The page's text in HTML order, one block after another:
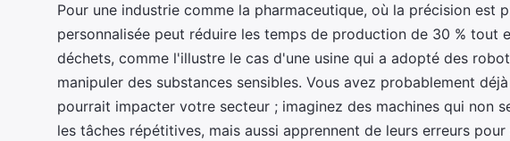
Pour une industrie comme la pharmaceutique, où la précision est
personnalisée peut réduire les temps de production de 30 % tout
déchets, comme l'illustre le cas d'une usine qui a adopté des
manipuler des substances sensibles. Vous avez probablement
pourrait impacter votre secteur ; imaginez des machines qui non
les tâches répétitives, mais aussi apprennent de leurs erreurs